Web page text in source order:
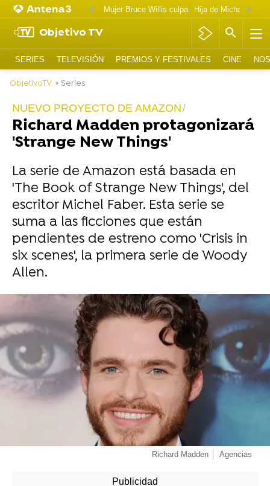
Mujer Bruce Willis culpa
Objetivo TV
SERIES TELEVISIÓN PREMIOS Y FESTIVALES CINE
ObjetivoTV » Series
NUEVO PROYECTO DE AMAZON
Richard Madden protagonizará
'Strange New Things'
La serie de Amazon está basada en
'The Book of Strange New Things', del
escritor Michel Faber. Esta serie se
suma a las ficciones que están
pendientes de estreno como 'Crisis in
six scenes', la primera serie de Woody
Allen.
-
Richard Madden Agencias